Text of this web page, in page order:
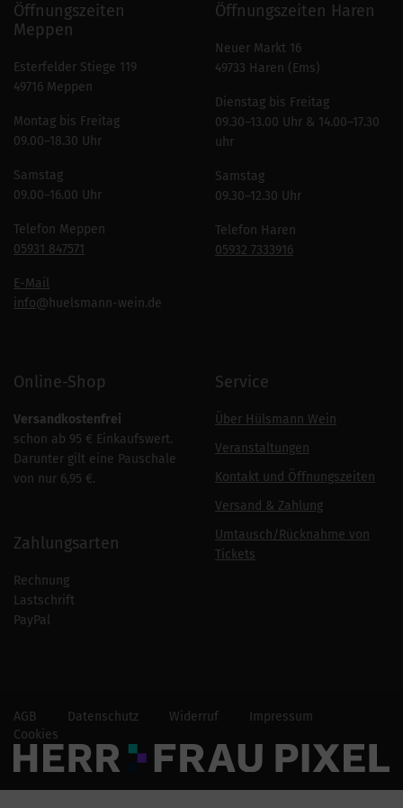
Öffnungszeiten
Meppen
Esterfelder Stiege 119
49716 Meppen
Montag bis Freitag
09.00–18.30 Uhr
Samstag
09.00–16.00 Uhr
Telefon Meppen
05931 847571
E-Mail
info@huelsmann-wein.de
Öffnungszeiten Haren
Neuer Markt 16
49733 Haren (Ems)
Dienstag bis Freitag
09.30–13.00 Uhr & 14.00–17.30
uhr
Samstag
09.30–12.30 Uhr
Telefon Haren
05932 7333916
Online-Shop
Versandkostenfrei
schon ab 95 € Einkaufswert.
Darunter gilt eine Pauschale
von nur 6,95 €.
Zahlungsarten
Rechnung
Lastschrift
PayPal
Service
Über Hülsmann Wein
Veranstaltungen
Kontakt und Öffnungszeiten
Versand & Zahlung
Umtausch/Rücknahme von
Tickets
AGB Datenschutz Widerruf
Impressum
Cookies